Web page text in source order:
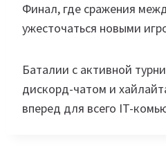
Финал, где сражения
ужесточаться новыми
Баталии с активной
дискорд-чатом и
вперед для всего IT-